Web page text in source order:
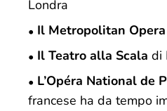
Londra
Il Metropolitan Opera
Il Teatro alla Scala di
L’Opéra National de
francese ha da tempo